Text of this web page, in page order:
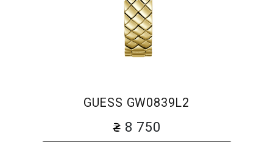
GUESS GW0839L2
8 750